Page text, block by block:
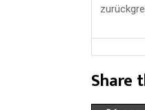
Share